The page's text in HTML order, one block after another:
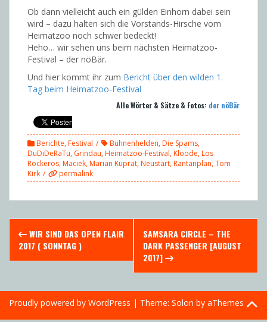
Ob dann vielleicht auch ein gülden Einhorn dabei sein
wird – dazu halten sich die Vorstands-Hirsche vom
Heimatzoo noch schwer bedeckt!
Heho… wir sehen uns beim nächsten Heimatzoo-
Festival – der nöBär.
Und hier kommt ihr zum Bericht über den wilden 1.
Tag beim Heimatzoo-Festival
Alle Wörter & Sätze & Fotos: der nöBär
Berichte,Festival Bühnenhelden,Die Spams,
DuDiDeRaTu, Grindau,Heimatzoo-Festival,Kloode,Los
Rockeros,Maciek,Marian Kuprat,Neustart,Rantanplan,Tom
Kirk
permalink
Post
navigation
WIR SIND DAS OPEN FLAIR
2017 ( SONNTAG )
SAMSARA CIRCLE – THE
DARK PASSENGER [AUGUST
2017]
Proudly powered by WordPress | Theme: Solon by aThemes